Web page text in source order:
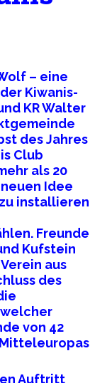
– eine
Kiwanis-
KR Walter
des Jahres
Club
als 20
Idee
installieren
Freunde
Kufstein
aus
des
welcher
von 42
Auftritt